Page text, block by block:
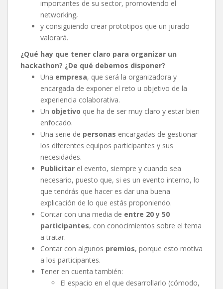
importantes de su sector, promoviendo el
networking,
y consiguiendo crear prototipos que un jurado
valorará.
¿Qué hay que tener claro para organizar un
hackathon? ¿De qué debemos disponer?
Una empresa, que será la organizadora y
encargada de exponer el reto u objetivo de la
experiencia colaborativa.
Un objetivo que ha de ser muy claro y estar bien
enfocado.
Una serie de personas encargadas de gestionar
los diferentes equipos participantes y sus
necesidades.
Publicitar el evento, siempre y cuando sea
necesario, puesto que, si es un evento interno, lo
que tendrás que hacer es dar una buena
explicación de lo que estás proponiendo.
Contar con una media de entre 20 y 50
participantes, con conocimientos sobre el tema
a tratar.
Contar con algunos premios, porque esto motiva
a los participantes.
Tener en cuenta también:
El espacio en el que desarrollarlo (cómodo,